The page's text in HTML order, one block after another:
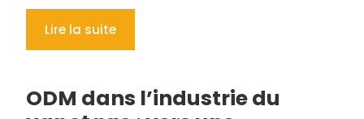
Lire la suite
ODM dans l’industrie du